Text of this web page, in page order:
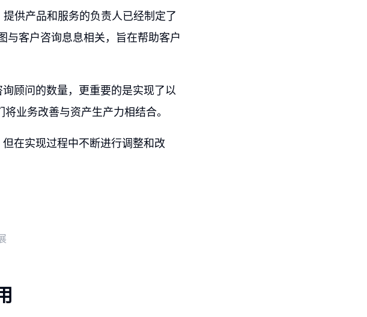
供产品和服务的负责人已经制定了
与客户咨询息息相关，旨在帮助客户
顾问的数量，更重要的是实现了以
业务改善与资产生产力相结合。
在实现过程中不断进行调整和改